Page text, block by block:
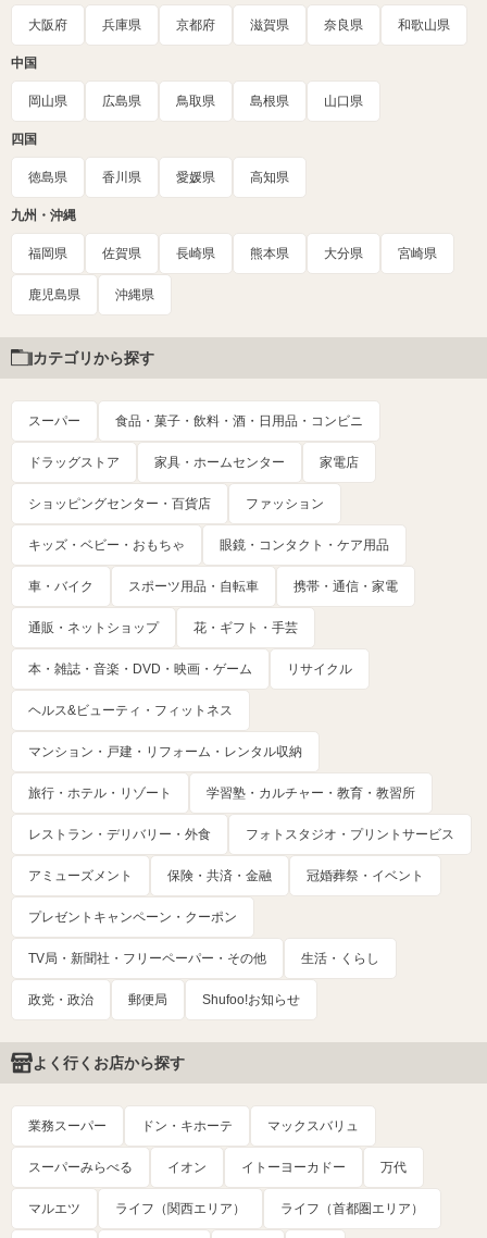
大阪府 兵庫県 京都府 滋賀県 奈良県 和歌山県
中国
岡山県 広島県 鳥取県 島根県 山口県
四国
徳島県 香川県 愛媛県 高知県
九州・沖縄
福岡県 佐賀県 長崎県 熊本県 大分県 宮崎県
鹿児島県 沖縄県
カテゴリから探す
スーパー 食品・菓子・飲料・酒・日用品・コンビニ
ドラッグストア 家具・ホームセンター 家電店
ショッピングセンター・百貨店 ファッション
キッズ・ベビー・おもちゃ 眼鏡・コンタクト・ケア用品
車・バイク スポーツ用品・自転車 携帯・通信・家電
通販・ネットショップ 花・ギフト・手芸
本・雑誌・音楽・DVD・映画・ゲーム リサイクル
ヘルス&ビューティ・フィットネス
マンション・戸建・リフォーム・レンタル収納
旅行・ホテル・リゾート 学習塾・カルチャー・教育・教習所
レストラン・デリバリー・外食 フォトスタジオ・プリントサービス
アミューズメント 保険・共済・金融 冠婚葬祭・イベント
プレゼントキャンペーン・クーポン
TV局・新聞社・フリーペーパー・その他 生活・くらし
政党・政治 郵便局 Shufoo!お知らせ
よく行くお店から探す
業務スーパー ドン・キホーテ マックスバリュ
スーパーみらべる イオン イトーヨーカドー 万代
マルエツ ライフ（関西エリア） ライフ（首都圏エリア）